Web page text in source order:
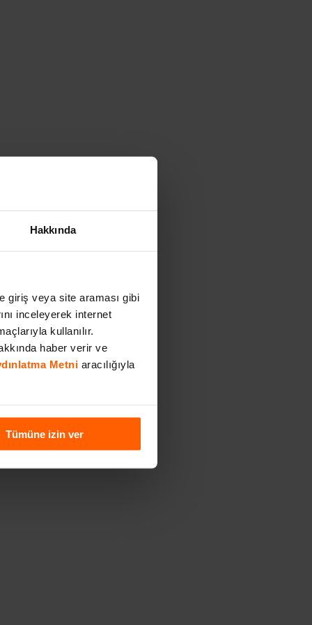
Hakkında
giriş veya site araması gibi
inceleyerek internet
kullanılır.
haber verir ve
Metni aracılığıyla
Tümüne izin ver